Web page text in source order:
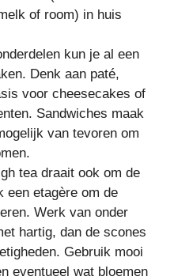
of room) in huis
kun je al een
Denk aan paté,
voor cheesecakes of
Sandwiches maak
van tevoren om
tea draait ook om de
een etagère om de
Werk van onder
hartig, dan de scones
Gebruik mooi
eventueel wat bloemen